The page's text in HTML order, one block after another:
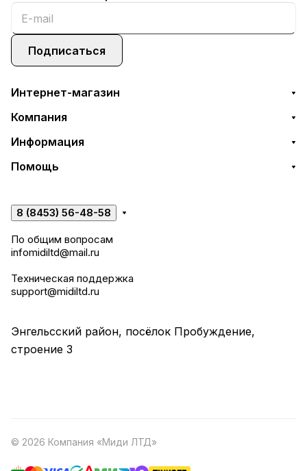
Подписаться
Интернет-магазин
Компания
Информация
Помощь
8 (8453) 56-48-58
По общим вопросам
infomidiltd@mail.ru
Техническая поддержка
support@midiltd.ru
Энгельсский район, посёлок Пробуждение,
строение 3
© 2026 Компания «Миди ЛТД»